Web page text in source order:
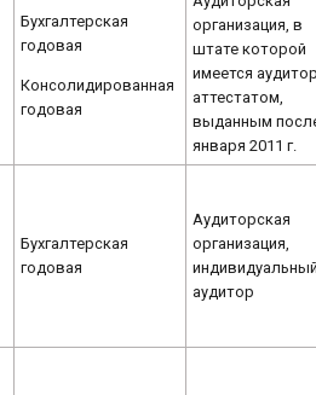
Бухгалтерская
годовая
Консолидированная
годовая
организация, в
штате которой
имеется
аттестатом,
выданным
января 2011 г.
Бухгалтерская
годовая
Аудиторская
организация,
аудитор